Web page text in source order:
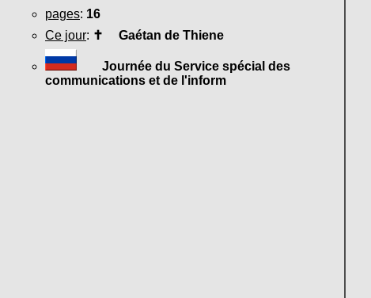
pages: 16
Ce jour: ✝ Gaétan de Thiene
Journée du Service spécial des
communications et de l'inform